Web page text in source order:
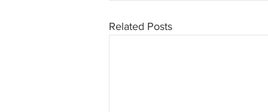
Related Posts